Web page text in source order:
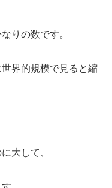
りの数です。
界的規模で見ると縮
大して、